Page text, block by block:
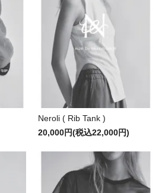
Neroli ( Rib Tank )
20,000円(税込22,000円)